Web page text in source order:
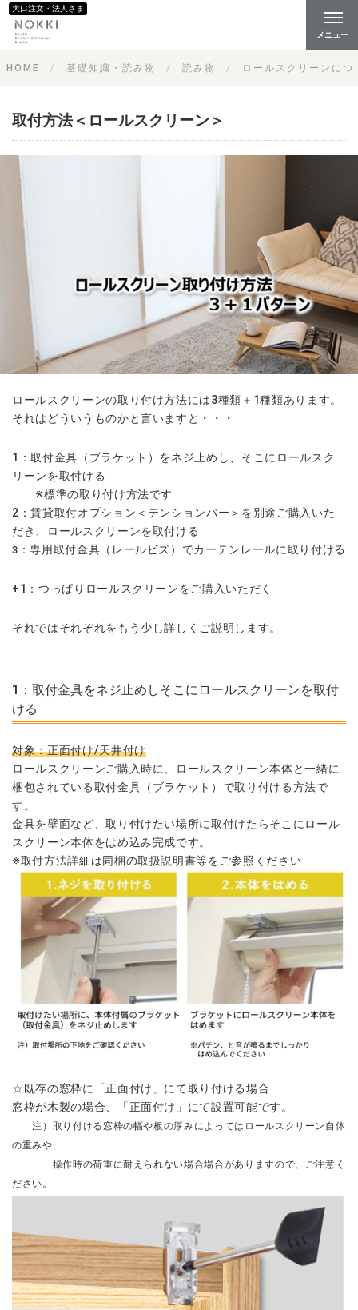
大口注文・法人さま
メニュー
HOME 基礎知識・読み物 読み物 ロールスクリーンにつ
取付方法＜ロールスクリーン＞
ロールスクリーンの取り付け方法には3種類＋1種類あります。
それはどういうものかと言いますと・・・
1：取付金具（ブラケット）をネジ止めし、そこにロールスク
リーンを取付ける
※標準の取り付け方法です
2：賃貸取付オプション＜テンションバー＞を別途ご購入いた
だき、ロールスクリーンを取付ける
3 ：専用取付金具（レールビズ）でカーテンレールに取り付ける
+1：つっぱりロールスクリーンをご購入いただく
それではそれぞれをもう少し詳しくご説明します。
1：取付金具をネジ止めしそこにロールスクリーンを取付
ける
対象：正面付け/天井付け
ロールスクリーンご購入時に、ロールスクリーン本体と一緒に
梱包されている取付金具（ブラケット）で取り付ける方法で
す。
金具を壁面など、取り付けたい場所に取付けたらそこにロール
スクリーン本体をはめ込み完成です。
※取付方法詳細は同梱の取扱説明書等をご参照ください
☆既存の窓枠に「正面付け」にて取り付ける場合
窓枠が木製の場合、「正面付け」にて設置可能です。
注）取り付ける窓枠の幅や板の厚みによってはロールスクリーン自体
の重みや
操作時の荷重に耐えられない場合場合がありますので、ご注意く
ださい。